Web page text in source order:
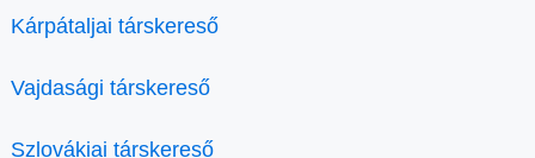
Kárpátaljai társkereső
Vajdasági társkereső
Szlovákiai társkereső